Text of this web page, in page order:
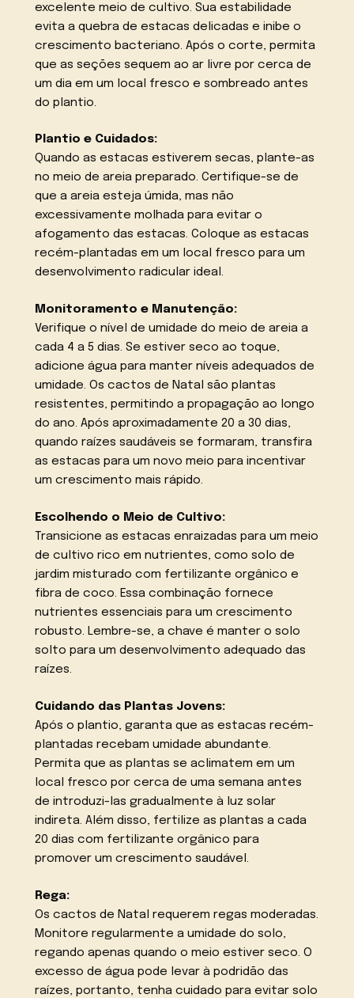
excelente meio de cultivo. Sua estabilidade
evita a quebra de estacas delicadas e inibe o
crescimento bacteriano. Após o corte, permita
que as seções sequem ao ar livre por cerca de
um dia em um local fresco e sombreado antes
do plantio.
Plantio e Cuidados:
Quando as estacas estiverem secas, plante-as
no meio de areia preparado. Certifique-se de
que a areia esteja úmida, mas não
excessivamente molhada para evitar o
afogamento das estacas. Coloque as estacas
recém-plantadas em um local fresco para um
desenvolvimento radicular ideal.
Monitoramento e Manutenção:
Verifique o nível de umidade do meio de areia a
cada 4 a 5 dias. Se estiver seco ao toque,
adicione água para manter níveis adequados de
umidade. Os cactos de Natal são plantas
resistentes, permitindo a propagação ao longo
do ano. Após aproximadamente 20 a 30 dias,
quando raízes saudáveis se formaram, transfira
as estacas para um novo meio para incentivar
um crescimento mais rápido.
Escolhendo o Meio de Cultivo:
Transicione as estacas enraizadas para um meio
de cultivo rico em nutrientes, como solo de
jardim misturado com fertilizante orgânico e
fibra de coco. Essa combinação fornece
nutrientes essenciais para um crescimento
robusto. Lembre-se, a chave é manter o solo
solto para um desenvolvimento adequado das
raízes.
Cuidando das Plantas Jovens:
Após o plantio, garanta que as estacas recém-
plantadas recebam umidade abundante.
Permita que as plantas se aclimatem em um
local fresco por cerca de uma semana antes
de introduzi-las gradualmente à luz solar
indireta. Além disso, fertilize as plantas a cada
20 dias com fertilizante orgânico para
promover um crescimento saudável.
Rega:
Os cactos de Natal requerem regas moderadas.
Monitore regularmente a umidade do solo,
regando apenas quando o meio estiver seco. O
excesso de água pode levar à podridão das
raízes, portanto, tenha cuidado para evitar solo